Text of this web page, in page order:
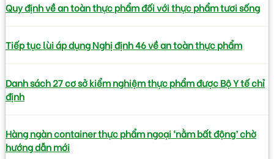
Quy định về an toàn thực phẩm đối với thực phẩm tươi sống
Tiếp tục lùi áp dụng Nghị định 46 về an toàn thực phẩm
Danh sách 27 cơ sở kiểm nghiệm thực phẩm được Bộ Y tế chỉ
định
Hàng ngàn container thực phẩm ngoại ‘nằm bất động’ chờ
hướng dẫn mới